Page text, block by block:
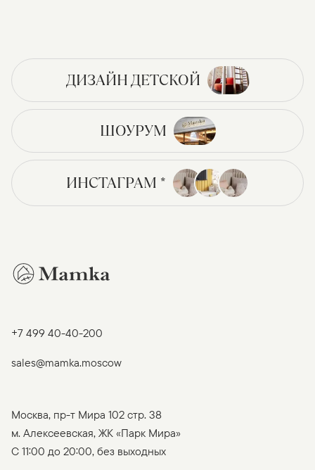
ДИЗАЙН ДЕТСКОЙ
ШОУРУМ
ИНСТАГРАМ *
+7 499 40-40-200
sales@mamka.moscow
Москва, пр-т Мира 102 стр. 38
м. Алексеевская, ЖК «Парк Мира»
C 11:00 до 20:00, без выходных